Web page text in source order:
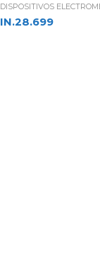
DISPOSITIVOS
IN.28.699